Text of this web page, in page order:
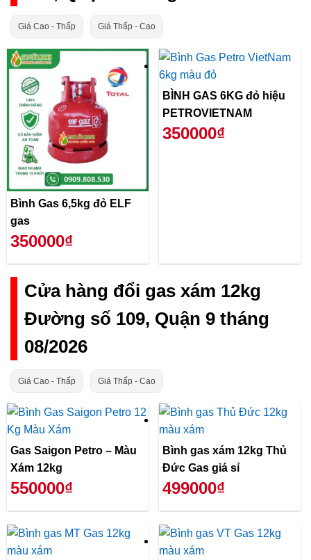
Giá Cao - Thấp Giá Thấp - Cao
Bình Gas 6,5kg đỏ ELF
gas
350000₫
BÌNH GAS 6KG đỏ hiệu
PETROVIETNAM
350000₫
Cửa hàng đổi gas xám 12kg
Đường số 109, Quận 9 tháng
08/2026
Giá Cao - Thấp Giá Thấp - Cao
Gas Saigon Petro – Màu
Xám 12kg
550000₫
Bình gas xám 12kg Thủ
Đức Gas giá sỉ
499000₫